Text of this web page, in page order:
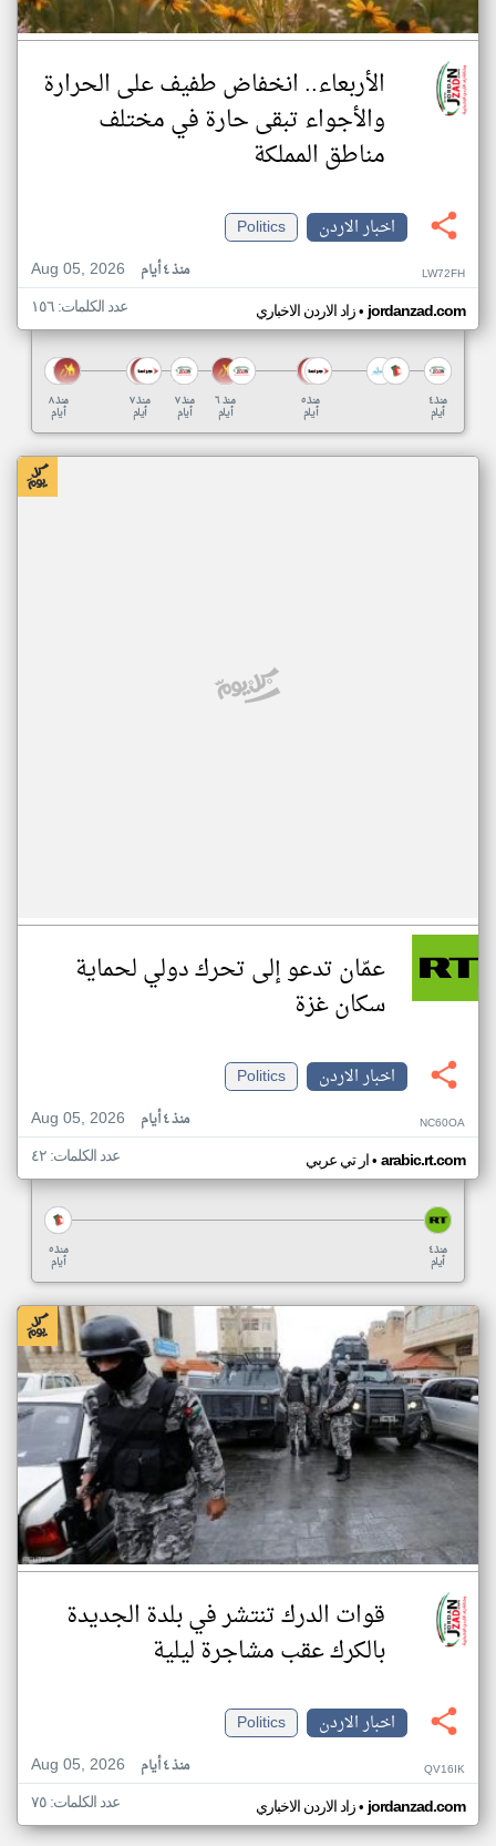
الأربعاء.. انخفاض طفيف على الحرارة
والأجواء تبقى حارة في مختلف
مناطق المملكة
اخبار الاردن
Politics
Aug 05, 2026
منذ ٤ أيام LW72FH
زاد الاردن الاخباري•jordanzad.com عدد الكلمات: ١٥٦
منذ ٨
أيام
منذ ٧
أيام
منذ ٧
أيام
منذ ٦
أيام
منذ ٥
أيام
منذ ٤
أيام
عمّان تدعو إلى تحرك دولي لحماية
سكان غزة
اخبار الاردن
Politics
Aug 05, 2026
منذ ٤ أيام NC60OA
ار تي عربي• arabic.rt.com عدد الكلمات: ٤٢
منذ ٥
أيام
منذ ٤
أيام
قوات الدرك تنتشر في بلدة الجديدة
بالكرك عقب مشاجرة ليلية
اخبار الاردن
Politics
Aug 05, 2026
منذ ٤ أيام QV16IK
زاد الاردن الاخباري•jordanzad.com عدد الكلمات: ٧٥